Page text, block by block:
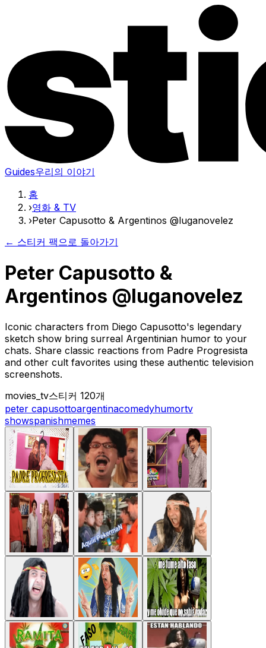
Guides우리의 이야기
홈
›영화 & TV
›Peter Capusotto & Argentinos @luganovelez
← 스티커 팩으로 돌아가기
Peter Capusotto &
Argentinos @luganovelez
Iconic characters from Diego Capusotto's legendary
sketch show bring surreal Argentinian humor to your
chats. Share classic reactions from Padre Progresista
and other cult favorites using these authentic television
screenshots.
movies_tv스티커 120개
peter capusottoargentinacomedyhumortv
showspanishmemes